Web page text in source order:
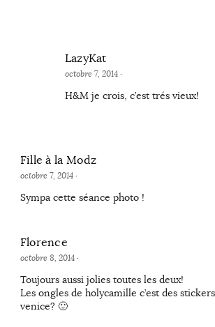
LazyKat
octobre 7, 2014·
H&M je crois, c’est trés vieux!
Fille à la Modz
octobre 7, 2014·
Sympa cette séance photo !
Florence
octobre 8, 2014·
Toujours aussi jolies toutes les deux!
Les ongles de holycamille c’est des
venice? 🙂